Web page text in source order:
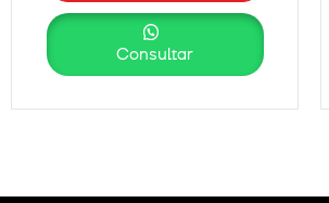
Consultar